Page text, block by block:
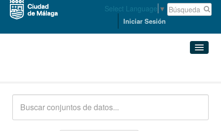
Select Language ▼
Iniciar Sesión